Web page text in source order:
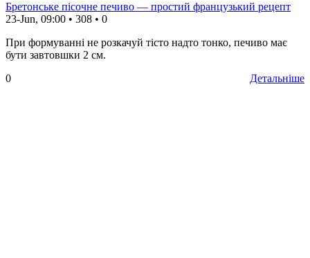
Бретонське пісочне печиво — простий французький рецепт
23-Jun, 09:00 • 308 • 0
При формуванні не розкачуй тісто надто тонко, печиво має
бути завтовшки 2 см.
Детальніше
0